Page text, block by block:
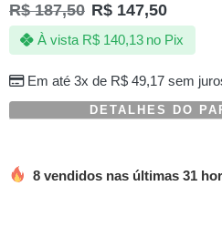
5.00de 5,
com
baseado
em
de
clientes
R$187,50 R$ 147,50
Em até 3x de R$49,17sem
À vista R$140,13 no Pix
DETALHES DO
8 vendidos nas últimas 31